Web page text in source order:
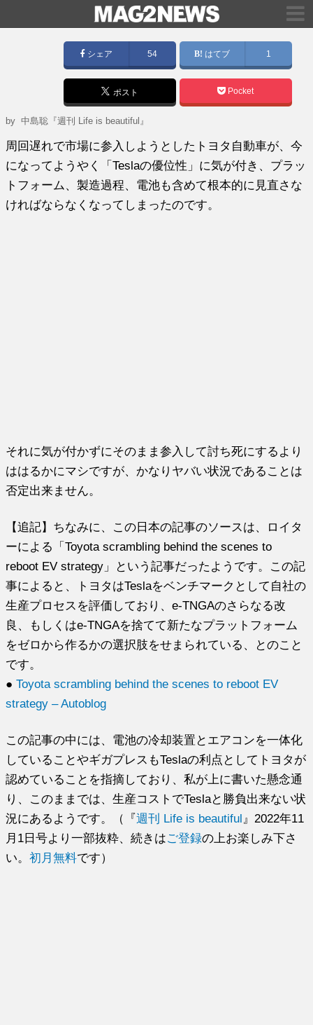
シェア 54 はてブ 1
ポスト Pocket
by中島聡『週刊 Life is beautiful』
周回遅れで市場に参入しようとしたトヨタ自動車が、今
になってようやく「Teslaの優位性」に気が付き、プラッ
トフォーム、製造過程、電池も含めて根本的に見直さな
ければならなくなってしまったのです。
それに気が付かずにそのまま参入して討ち死にするより
ははるかにマシですが、かなりヤバい状況であることは
否定出来ません。
【追記】ちなみに、この日本の記事のソースは、ロイタ
ーによる「Toyota scrambling behind the scenes to
reboot EV strategy」という記事だったようです。この記
事によると、トヨタはTeslaをベンチマークとして自社の
生産プロセスを評価しており、e-TNGAのさらなる改
良、もしくはe-TNGAを捨てて新たなプラットフォーム
をゼロから作るかの選択肢をせまられている、とのこと
です。
●Toyota scrambling behind the scenes to reboot EV
strategy – Autoblog
この記事の中には、電池の冷却装置とエアコンを一体化
していることやギガプレスもTeslaの利点としてトヨタが
認めていることを指摘しており、私が上に書いた懸念通
り、このままでは、生産コストでTeslaと勝負出来ない状
況にあるようです。（『週刊 Life is beautiful 』2022年11
月1日号より一部抜粋、続きはご登録の上お楽しみ下さ
い。初月無料です）